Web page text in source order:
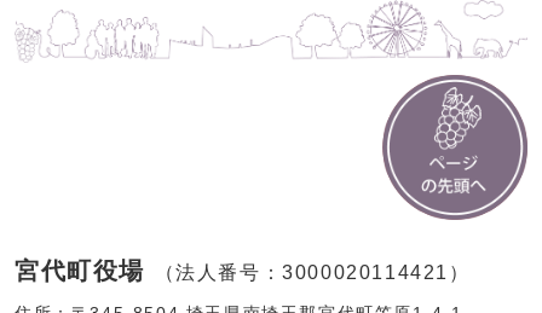
宮代町役場 （法人番号：3000020114421）